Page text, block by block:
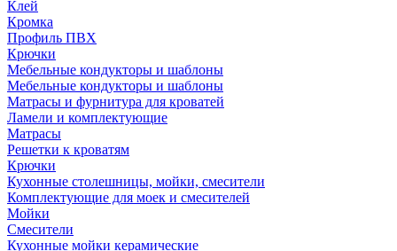
Клей
Кромка
Профиль ПВХ
Крючки
Мебельные кондукторы и шаблоны
Мебельные кондукторы и шаблоны
Матрасы и фурнитура для кроватей
Ламели и комплектующие
Матрасы
Решетки к кроватям
Крючки
Кухонные столешницы, мойки, смесители
Комплектующие для моек и смесителей
Мойки
Смесители
Кухонные мойки керамические